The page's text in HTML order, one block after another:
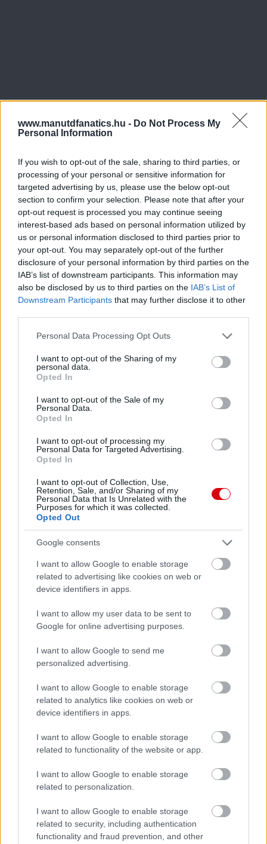
www.manutdfanatics.hu - Do Not Process My
Personal Information
If you wish to opt-out of the sale, sharing to third parties, or
processing of your personal or sensitive information for
targeted advertising by us, please use the below opt-out
section to confirm your selection. Please note that after your
opt-out request is processed you may continue seeing
interest-based ads based on personal information utilized by
us or personal information disclosed to third parties prior to
your opt-out. You may separately opt-out of the further
disclosure of your personal information by third parties on the
IAB’s list of downstream participants. This information may
also be disclosed by us to third parties on the IAB’s List of
Downstream Participants that may further disclose it to other
Please note that this website/app uses one or more Google
not limited to your visit or usage behaviour. You may click to
grant or deny consent to Google and its third-party tags to
use your data for below specified purposes in below Google
consent section.
Personal Data Processing Opt Outs
I want to opt-out of the Sharing of my
personal data.
Opted In
I want to opt-out of the Sale of my
Personal Data.
Opted In
I want to opt-out of processing my
Personal Data for Targeted Advertising.
Opted In
I want to opt-out of Collection, Use,
Retention, Sale, and/or Sharing of my
Personal Data that Is Unrelated with the
Purposes for which it was collected.
Opted Out
Google consents
I want to allow Google to enable storage
related to advertising like cookies on web or
device identifiers in apps.
I want to allow my user data to be sent to
Google for online advertising purposes.
I want to allow Google to send me
personalized advertising.
I want to allow Google to enable storage
related to analytics like cookies on web or
device identifiers in apps.
I want to allow Google to enable storage
related to functionality of the website or app.
I want to allow Google to enable storage
related to personalization.
I want to allow Google to enable storage
related to security, including authentication
functionality and fraud prevention, and other
Meccs Center
Felkészülési szezon 4. mérkőzés
Nya Ullevi, Göteborg
0 nap 17 óra 40 perc 59 másodperc
Leeds Unitedvs Manchester United2026-08-12 20:30
ELŐZŐ MÉRKŐZÉSEK
Támogatás
Támogasd adományoddal
Kapcsolódó hírek
HIVATALOS: LINGARD